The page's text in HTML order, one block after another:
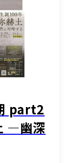
part2
—幽深